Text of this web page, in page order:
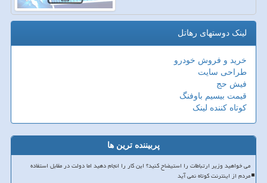
لینک دوستهای رهاتل
خرید و فروش خودرو
طراحی سایت
فیش حج
قیمت بیسیم باوفنگ
کوتاه کننده لینک
پربیننده ترین ها
می خواهید وزیر ارتباطات را استیضاح کنید؟ این کار را انجام دهید اما دولت در مقابل استفاده
مردم از اینترنت کوتاه نمی آید